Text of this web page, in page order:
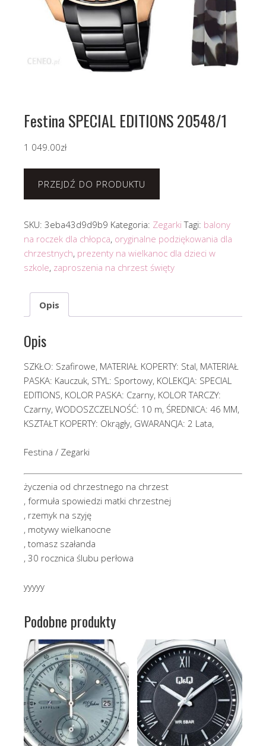
Festina SPECIAL EDITIONS 20548/1
1 049.00zł
PRZEJDŹ DO PRODUKTU
SKU: 3eba43d9d9b9 Kategoria: Zegarki Tagi: balony
na roczek dla chłopca, oryginalne podziękowania dla
chrzestnych, prezenty na wielkanoc dla dzieci w
szkole, zaproszenia na chrzest święty
Opis
Opis
SZKŁO: Szafirowe, MATERIAŁ KOPERTY: Stal, MATERIAŁ
PASKA: Kauczuk, STYL: Sportowy, KOLEKCJA: SPECIAL
EDITIONS, KOLOR PASKA: Czarny, KOLOR TARCZY:
Czarny, WODOSZCZELNOŚĆ: 10 m, ŚREDNICA: 46 MM,
KSZTAŁT KOPERTY: Okrągły, GWARANCJA: 2 Lata,
Festina / Zegarki
życzenia od chrzestnego na chrzest
, formuła spowiedzi matki chrzestnej
, rzemyk na szyję
, motywy wielkanocne
, tomasz szałanda
, 30 rocznica ślubu perłowa
yyyyy
Podobne produkty